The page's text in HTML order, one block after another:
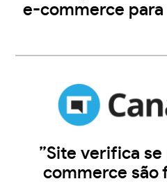
e-commerce
”Site verifica
commerce são